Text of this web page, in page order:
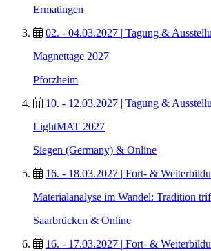
Ermatingen
02. - 04.03.2027 | Tagung &
Magnettage 2027
Pforzheim
10. - 12.03.2027 | Tagung &
LightMAT 2027
Siegen (Germany) & Online
16. - 18.03.2027 | Fort- &
Materialanalyse im Wandel: Tradition
Saarbrücken & Online
16. - 17.03.2027 | Fort- &